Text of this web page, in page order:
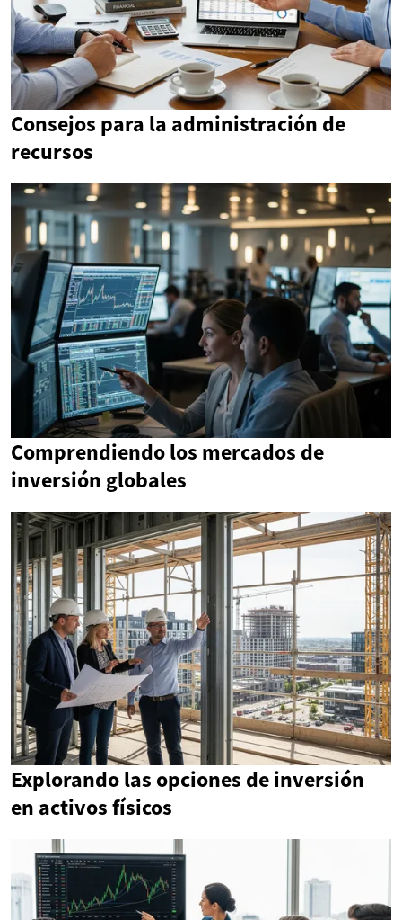
Consejos para la administración de
recursos
Comprendiendo los mercados de
inversión globales
Explorando las opciones de inversión
en activos físicos